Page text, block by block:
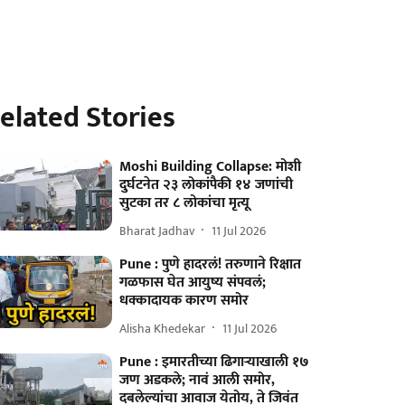
Stories
Moshi Building Collapse: मोशी
दुर्घटनेत २३ लोकांपैकी १४ जणांची
सुटका तर ८ लोकांचा मृत्यू
Bharat Jadhav 11 Jul 2026
Pune : पुणे हादरलं! तरुणाने रिक्षात
गळफास घेत आयुष्य संपवलं;
धक्कादायक कारण समोर
Alisha Khedekar 11 Jul 2026
Pune : इमारतीच्या ढिगाऱ्याखाली १७
जण अडकले; नावं आली समोर,
दबलेल्यांचा आवाज येतोय, ते जिवंत